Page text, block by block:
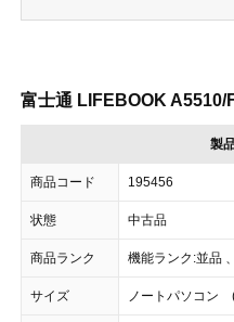
富士通 LIFEBOOK A5510/
製
商品コード 195456
状態 中古品
商品ランク 機能ランク:並品
サイズ ノートパソコン